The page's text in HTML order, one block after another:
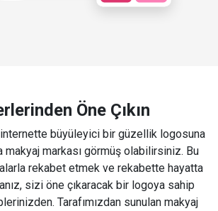
Öne Çıkın
büyüleyici bir güzellik logosuna
makyaj markası görmüş olabilirsiniz. Bu
rekabet etmek ve rekabette hayatta
sizi öne çıkaracak bir logoya sahip
Tarafımızdan sunulan makyaj